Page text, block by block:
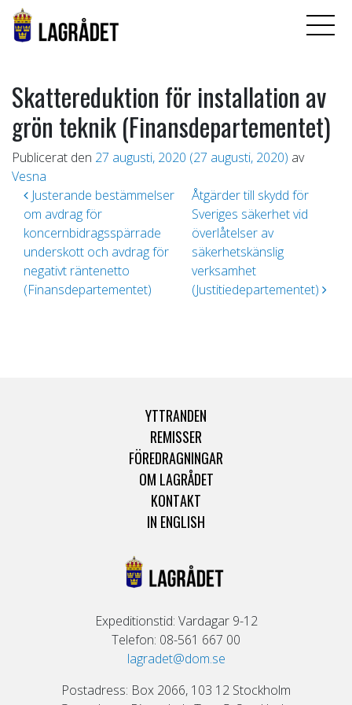
Skattereduktion för installation av
grön teknik (Finansdepartementet)
Publicerat den 27 augusti, 2020 (27 augusti, 2020) av
Vesna
Inläggsnavigering
Justerande bestämmelser
om avdrag för
koncernbidragsspärrade
underskott och avdrag för
negativt räntenetto
(Finansdepartementet)
Åtgärder till skydd för
Sveriges säkerhet vid
överlåtelser av
säkerhetskänslig
verksamhet
(Justitiedepartementet)
YTTRANDEN
REMISSER
FÖREDRAGNINGAR
OM LAGRÅDET
KONTAKT
IN ENGLISH
Expeditionstid: Vardagar 9-12
Telefon: 08-561 667 00
lagradet@dom.se
Postadress: Box 2066, 103 12 Stockholm